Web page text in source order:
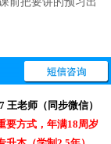
王老师（同步微信）
要方式，年满18周岁